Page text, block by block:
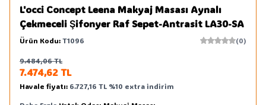
L'occi Concept Leena Makyaj Masası Aynalı
Çekmeceli Şifonyer Raf Sepet-Antrasit LA30-SA
Ürün Kodu:T1096 (0)
9.484,06TL
7.474,62TL
Havale fiyatı: 6.727,16 TL %10 extra indirim